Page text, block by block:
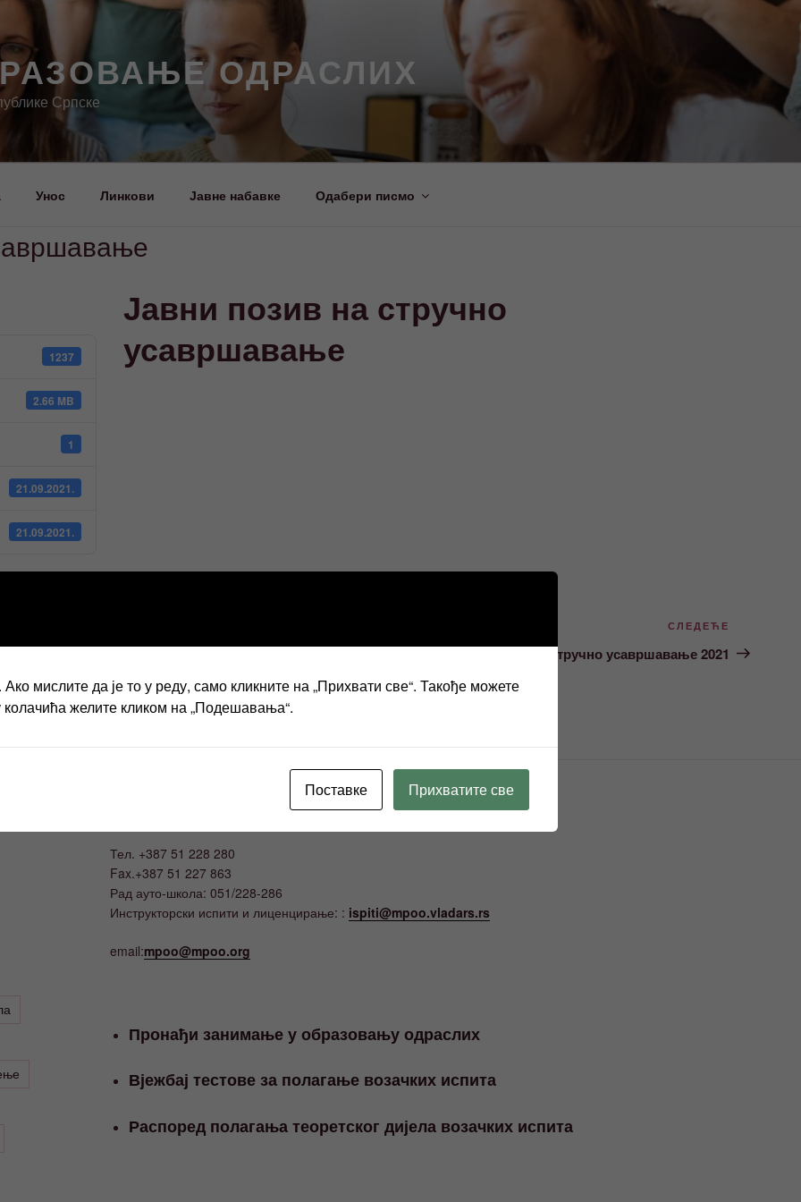
ОДРАСЛИХ
Српске
Унос Линкови Јавне набавке Одабери писмо
1237
2.66 MB
1
21.09.2021.
21.09.2021.
Јавни позив на стручно
усавршавање
чланак
СЛЕДЕЋЕ
Програм рада за стручно усавршавање 2021
Тел. +387 51 228 280
Fax.+387 51 227 863
Рад ауто-школа: 051/228-286
Инструкторски испити и лиценцирање: : ispiti@mpoo.vladars.rs
email:mpoo@mpoo.org
Пронађи занимање у образовању одраслих
Вјежбај тестове за полагање возачких испита
Распоред полагања теоретског дијела возачких испита
мислите да је то у реду, само кликните на „Прихвати све“. Такође можете
колачића желите кликом на „Подешавања“.
Поставке Прихватите све